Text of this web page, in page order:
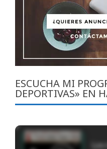
ESCUCHA MI
DEPORTIVAS» EN